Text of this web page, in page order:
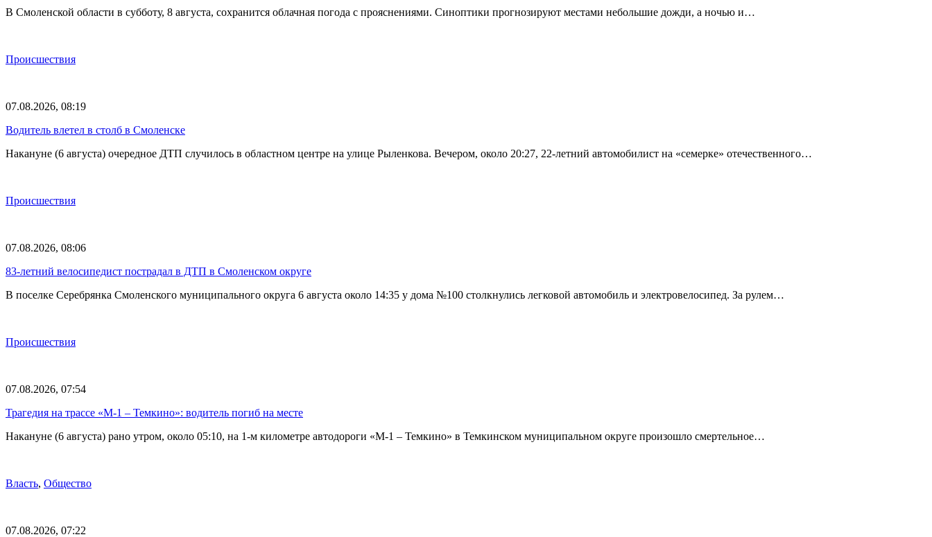
В Смоленской области в субботу, 8 августа, сохранится облачная погода с прояснениями. Синоптики прогнозируют местами небольшие дожди, а ночью и…
Происшествия
07.08.2026, 08:19
Водитель влетел в столб в Смоленске
Накануне (6 августа) очередное ДТП случилось в областном центре на улице Рыленкова. Вечером, около 20:27, 22-летний автомобилист на «семерке» отечественного…
Происшествия
07.08.2026, 08:06
83-летний велосипедист пострадал в ДТП в Смоленском округе
В поселке Серебрянка Смоленского муниципального округа 6 августа около 14:35 у дома №100 столкнулись легковой автомобиль и электровелосипед. За рулем…
Происшествия
07.08.2026, 07:54
Трагедия на трассе «М-1 – Темкино»: водитель погиб на месте
Накануне (6 августа) рано утром, около 05:10, на 1-м километре автодороги «М-1 – Темкино» в Темкинском муниципальном округе произошло смертельное…
Власть, Общество
07.08.2026, 07:22